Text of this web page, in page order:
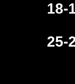
18-
25-